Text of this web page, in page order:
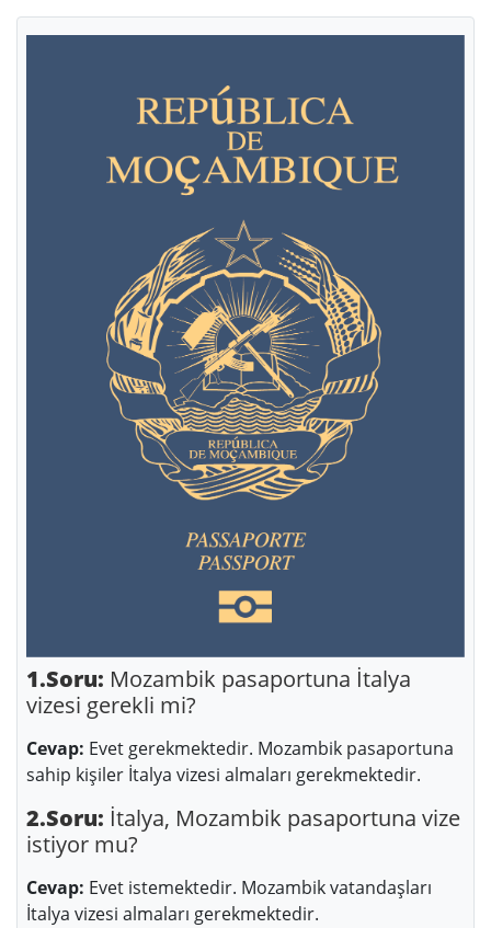
1.Soru: Mozambik pasaportuna İtalya
vizesi gerekli mi?
Cevap: Evet gerekmektedir. Mozambik pasaportuna
sahip kişiler İtalya vizesi almaları gerekmektedir.
2.Soru: İtalya, Mozambik pasaportuna vize
istiyor mu?
Cevap: Evet istemektedir. Mozambik vatandaşları
İtalya vizesi almaları gerekmektedir.